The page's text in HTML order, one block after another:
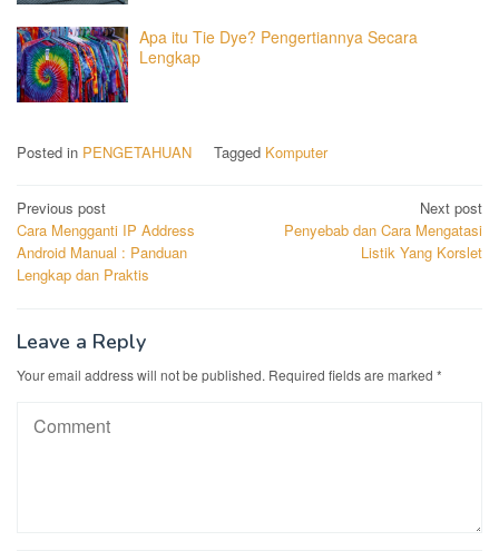
Apa itu Tie Dye? Pengertiannya Secara
Lengkap
Posted in PENGETAHUAN Tagged Komputer
Post
navigation
Previous post
Cara Mengganti IP Address
Android Manual : Panduan
Lengkap dan Praktis
Next post
Penyebab dan Cara Mengatasi
Listik Yang Korslet
Leave a Reply
Your email address will not be published. Required fields are marked *